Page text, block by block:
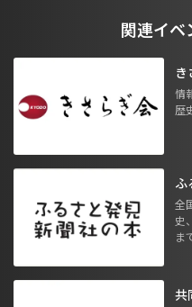
関連イベ
き
情
歴
ふ
全
史
ま
共